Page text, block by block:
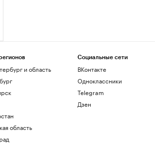
и область
область
Социальные сети
ВКонтакте
Одноклассники
Telegram
Дзен